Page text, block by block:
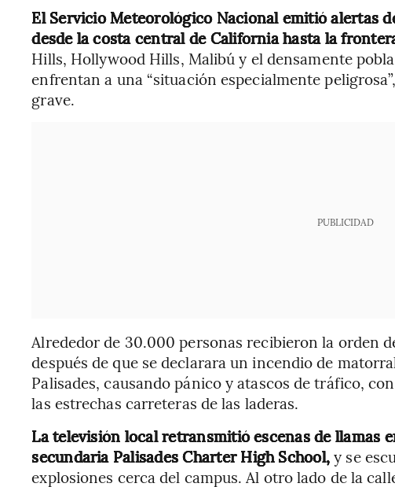
El Servicio Meteorológico Nacional emitió alertas
desde la costa central de California hasta la
Hills, Hollywood Hills, Malibú y el densamente
enfrentan a una “situación especialmente
grave.
PUBLICIDAD
Alrededor de 30.000 personas recibieron la orden
después de que se declarara un incendio de
Palisades, causando pánico y atascos de tráfico,
las estrechas carreteras de las laderas.
La televisión local retransmitió escenas de llamas
secundaria Palisades Charter High School,y se
explosiones cerca del campus. Al otro lado de la